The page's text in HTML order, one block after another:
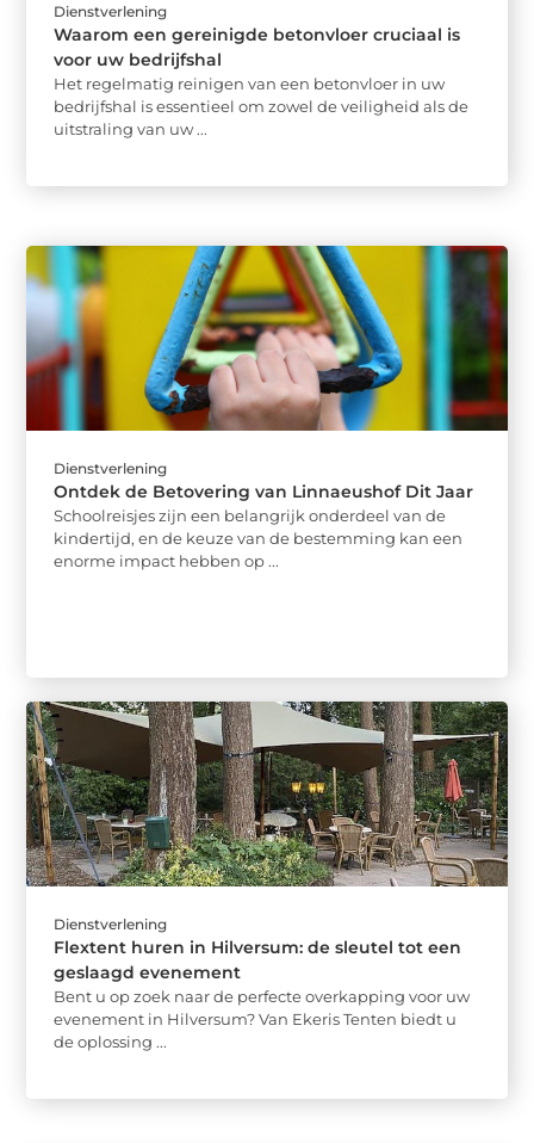
Dienstverlening
Waarom een gereinigde betonvloer cruciaal is
voor uw bedrijfshal
Het regelmatig reinigen van een betonvloer in uw
bedrijfshal is essentieel om zowel de veiligheid als de
uitstraling van uw ...
Dienstverlening
Ontdek de Betovering van Linnaeushof Dit Jaar
Schoolreisjes zijn een belangrijk onderdeel van de
kindertijd, en de keuze van de bestemming kan een
enorme impact hebben op ...
Dienstverlening
Flextent huren in Hilversum: de sleutel tot een
geslaagd evenement
Bent u op zoek naar de perfecte overkapping voor uw
evenement in Hilversum? Van Ekeris Tenten biedt u
de oplossing ...